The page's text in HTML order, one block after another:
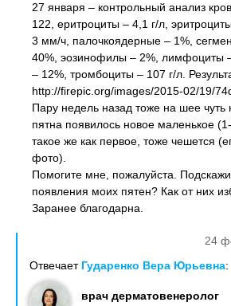
27 января – контрольный анализ
122, еритроциты – 4,1 г/л,
3 мм/ч, палочкоядерные – 1%,
40%, эозинофилы – 2%, лимфоциты
– 12%, тромбоциты – 107 г/л.
http://firepic.org/images/2015-02/19/
Пару недель назад тоже на шее чуть
пятна появилось новое маленькое
такое же как первое, тоже чешется
фото).
Помогите мне, пожалуйста.
появления моих пятен? Как от них
Заранее благодарна.
24
Отвечает Гударенко Вера Юрьевна:
врач дерматовенеролог